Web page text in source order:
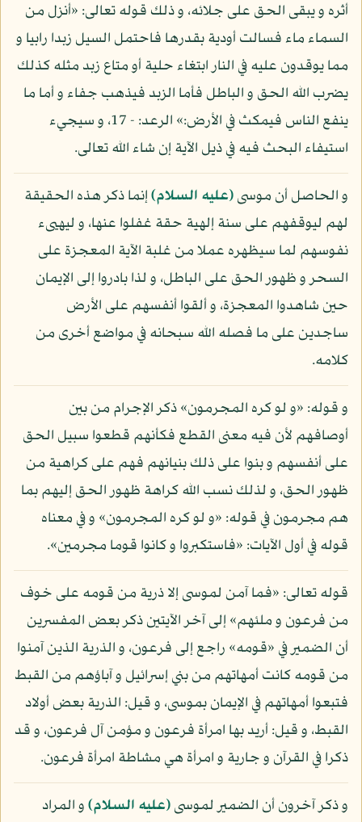
أثره و يبقى الحق على جلائه، و ذلك قوله تعالى: «أنزل من
السماء ماء فسالت أودية بقدرها فاحتمل السيل زبدا رابيا و
مما يوقدون عليه في النار ابتغاء حلية أو متاع زبد مثله كذلك
يضرب الله الحق و الباطل فأما الزبد فيذهب جفاء و أما ما
ينفع الناس فيمكث في الأرض:» الرعد: - 17، و سيجيء
استيفاء البحث فيه في ذيل الآية إن شاء الله تعالى.
و الحاصل أن موسى(عليه السلام)إنما ذكر هذه الحقيقة
لهم ليوقفهم على سنة إلهية حقة غفلوا عنها، و ليهيىء
نفوسهم لما سيظهره عملا من غلبة الآية المعجزة على
السحر و ظهور الحق على الباطل، و لذا بادروا إلى الإيمان
حين شاهدوا المعجزة، و ألقوا أنفسهم على الأرض
ساجدين على ما فصله الله سبحانه في مواضع أخرى من
كلامه.
و قوله: «و لو كره المجرمون» ذكر الإجرام من بين
أوصافهم لأن فيه معنى القطع فكأنهم قطعوا سبيل الحق
على أنفسهم و بنوا على ذلك بنيانهم فهم على كراهية من
ظهور الحق، و لذلك نسب الله كراهة ظهور الحق إليهم بما
هم مجرمون في قوله: «و لو كره المجرمون» و في معناه
قوله في أول الآيات: «فاستكبروا و كانوا قوما مجرمين».
قوله تعالى: «فما آمن لموسى إلا ذرية من قومه على خوف
من فرعون و ملئهم» إلى آخر الآيتين ذكر بعض المفسرين
أن الضمير في «قومه» راجع إلى فرعون، و الذرية الذين آمنوا
من قومه كانت أمهاتهم من بني إسرائيل و آباؤهم من القبط
فتبعوا أمهاتهم في الإيمان بموسى، و قيل: الذرية بعض أولاد
القبط، و قيل: أريد بها امرأة فرعون و مؤمن آل فرعون، و قد
ذكرا في القرآن و جارية و امرأة هي مشاطة امرأة فرعون.
و ذكر آخرون أن الضمير لموسى(عليه السلام)و المراد